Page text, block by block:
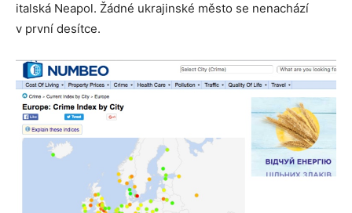
italská Neapol. Žádné ukrajinské město se nenachází
v první desítce.